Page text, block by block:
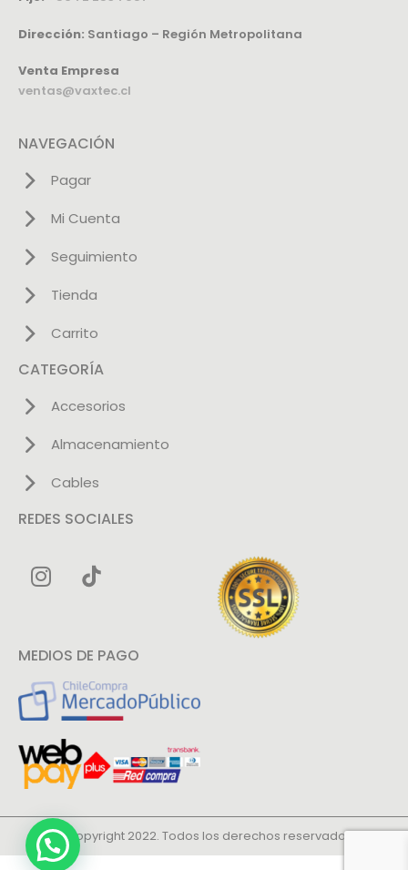
Dirección: Santiago – Región Metropolitana
Venta Empresa
ventas@vaxtec.cl
NAVEGACIÓN
Pagar
Mi Cuenta
Seguimiento
Tienda
Carrito
CATEGORÍA
Accesorios
Almacenamiento
Cables
REDES SOCIALES
MEDIOS DE PAGO
© Copyright 2022. Todos los derechos reservados.